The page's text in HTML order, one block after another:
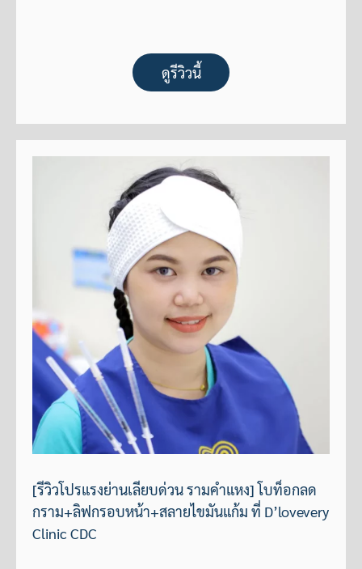
ดูรีวิวนี้
[รีวิวโปรแรงย่านเลียบด่วน รามคำแหง] โบท็อกลด
กราม+ลิฟกรอบหน้า+สลายไขมันแก้ม ที่ D’lovevery
Clinic CDC